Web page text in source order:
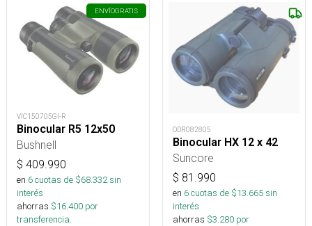
ENVÍOGRATIS
VIC150705GI-R
Binocular R5 12x50
Bushnell
$ 409.990
en 6cuotas de $68.332sin
interés
ahorras $16.400 por
transferencia.
ODR082805
Binocular HX 12 x 42
Suncore
$ 81.990
en 6cuotas de $13.665sin
interés
ahorras $3.280 por